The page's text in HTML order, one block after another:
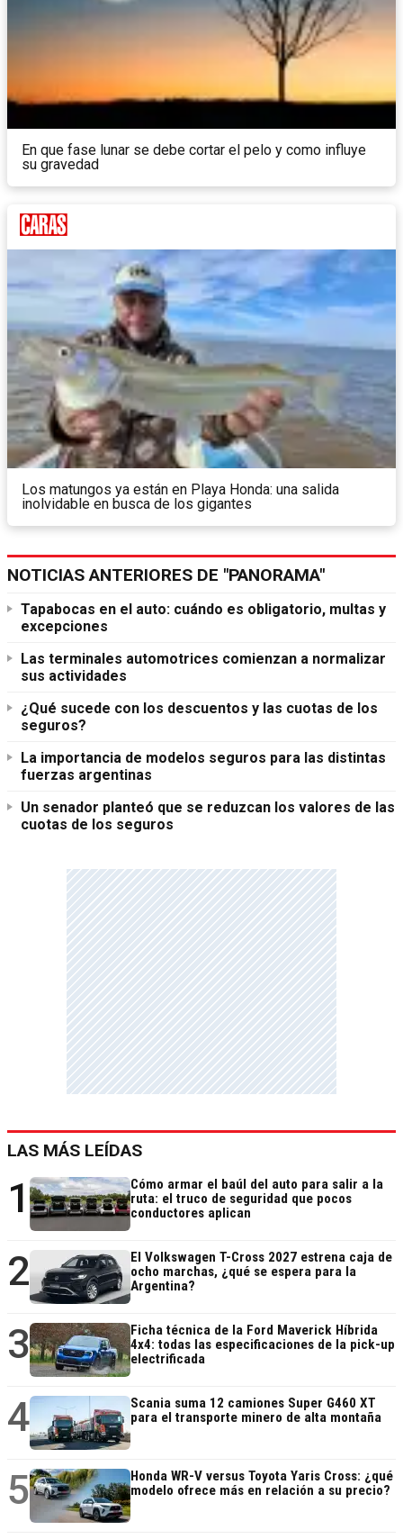
En que fase lunar se debe cortar el pelo y como influye
su gravedad
Los matungos ya están en Playa Honda: una salida
inolvidable en busca de los gigantes
NOTICIAS ANTERIORES DE "PANORAMA"
Tapabocas en el auto: cuándo es obligatorio, multas y
excepciones
Las terminales automotrices comienzan a normalizar
sus actividades
¿Qué sucede con los descuentos y las cuotas de los
seguros?
La importancia de modelos seguros para las distintas
fuerzas argentinas
Un senador planteó que se reduzcan los valores de las
cuotas de los seguros
LAS MÁS LEÍDAS
1
Cómo armar el baúl del auto para salir a la
ruta: el truco de seguridad que pocos
conductores aplican
2
El Volkswagen T-Cross 2027 estrena caja de
ocho marchas, ¿qué se espera para la
Argentina?
3
Ficha técnica de la Ford Maverick Híbrida
4x4: todas las especificaciones de la pick-up
electrificada
4
Scania suma 12 camiones Super G460 XT
para el transporte minero de alta montaña
5
Honda WR-V versus Toyota Yaris Cross: ¿qué
modelo ofrece más en relación a su precio?